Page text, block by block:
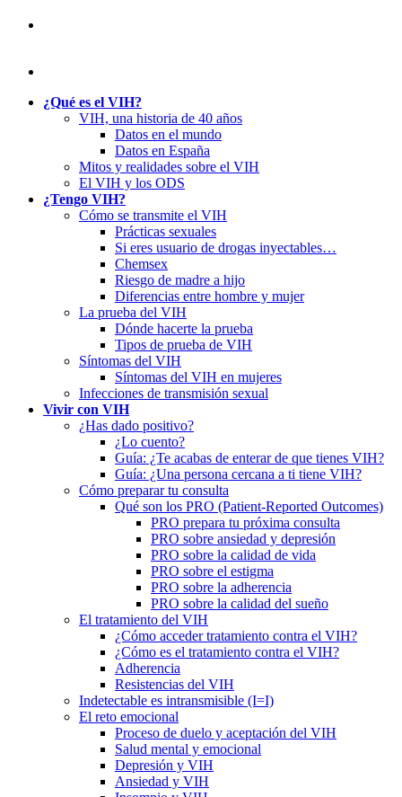
¿Qué es el VIH?
VIH, una historia de 40 años
Datos en el mundo
Datos en España
Mitos y realidades sobre el VIH
El VIH y los ODS
¿Tengo VIH?
Cómo se transmite el VIH
Prácticas sexuales
Si eres usuario de drogas inyectables…
Chemsex
Riesgo de madre a hijo
Diferencias entre hombre y mujer
La prueba del VIH
Dónde hacerte la prueba
Tipos de prueba de VIH
Síntomas del VIH
Síntomas del VIH en mujeres
Infecciones de transmisión sexual
Vivir con VIH
¿Has dado positivo?
¿Lo cuento?
Guía: ¿Te acabas de enterar de que tienes VIH?
Guía: ¿Una persona cercana a ti tiene VIH?
Cómo preparar tu consulta
Qué son los PRO (Patient-Reported Outcomes)
PRO prepara tu próxima consulta
PRO sobre ansiedad y depresión
PRO sobre la calidad de vida
PRO sobre el estigma
PRO sobre la adherencia
PRO sobre la calidad del sueño
El tratamiento del VIH
¿Cómo acceder tratamiento contra el VIH?
¿Cómo es el tratamiento contra el VIH?
Adherencia
Resistencias del VIH
Indetectable es intransmisible (I=I)
El reto emocional
Proceso de duelo y aceptación del VIH
Salud mental y emocional
Depresión y VIH
Ansiedad y VIH